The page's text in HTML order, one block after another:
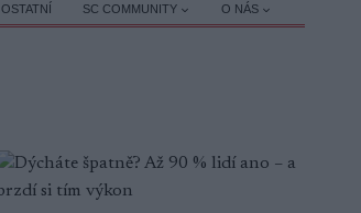
OSTATNÍ SC COMMUNITY O NÁS